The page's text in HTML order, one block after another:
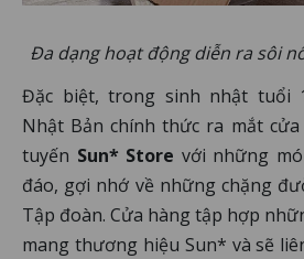
Đa dạng hoạt động diễn ra sôi
Đặc biệt, trong sinh nhật tuổi
Nhật Bản chính thức ra mắt
tuyến Sun* Store với những
đáo, gợi nhớ về những chặng
Tập đoàn. Cửa hàng tập hợp
mang thương hiệu Sun* và sẽ